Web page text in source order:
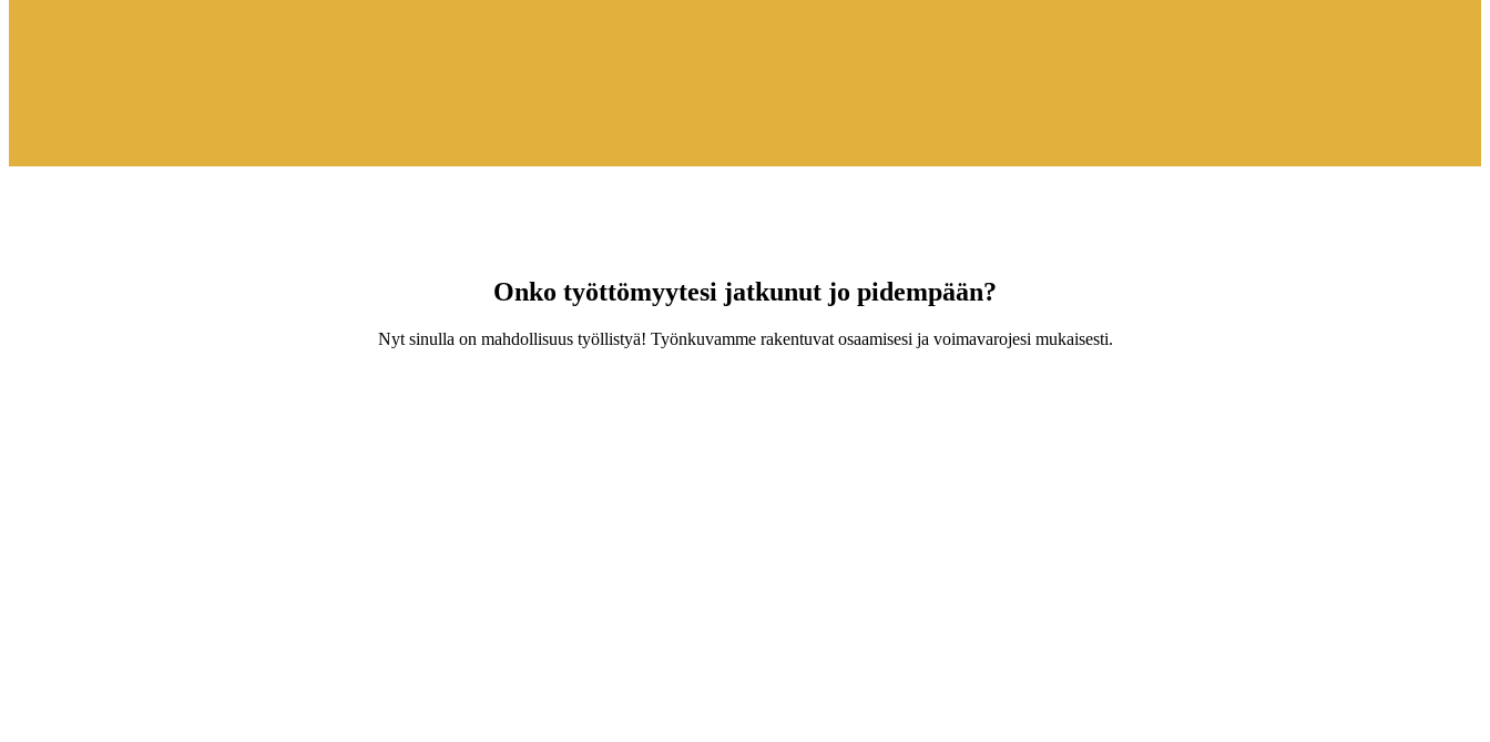
Onko työttömyytesi jatkunut jo pidempään?
Nyt sinulla on mahdollisuus työllistyä! Työnkuvamme rakentuvat osaamisesi ja voimavarojesi mukaisesti.